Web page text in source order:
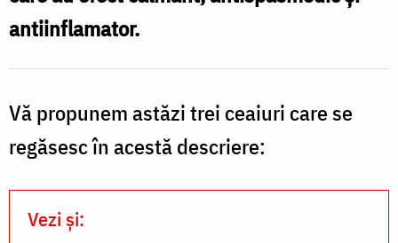
de
abdominale
antiinflamator.
Vă propunem astăzi trei ceaiuri care se
regăsesc în acestă descriere:
Vezi și: